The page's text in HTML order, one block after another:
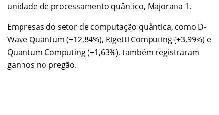
unidade de processamento quântico, Majorana 1.
Empresas do setor de computação quântica, como D-
Wave Quantum (+12,84%), Rigetti Computing (+3,99%) e
Quantum Computing (+1,63%), também registraram
ganhos no pregão.